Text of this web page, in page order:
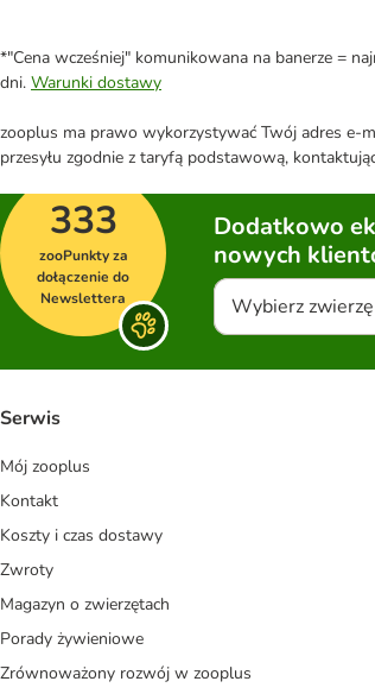
*"Cena wcześniej" komunikowana na banerze =
dni. Warunki dostawy
zooplus ma prawo wykorzystywać Twój adres e-
przesyłu zgodnie z taryfą podstawową,
333
zooPunkty za
dołączenie do
Newslettera
Dodatkowo
nowych
Wybierz zwierzę
Serwis
Mój zooplus
Kontakt
Koszty i czas dostawy
Zwroty
Magazyn o zwierzętach
Porady żywieniowe
Zrównoważony rozwój w zooplus